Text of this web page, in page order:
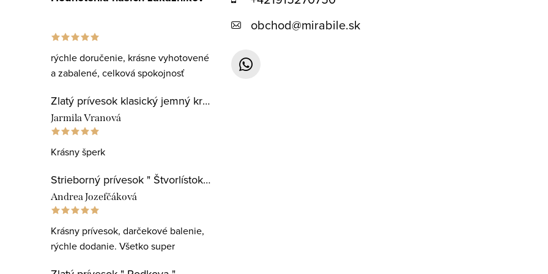
rýchle doručenie, krásne vyhotovené
a zabalené, celková spokojnosť
Zlatý prívesok klasický jemný krížik
Jarmila Vranová
Krásny šperk
Strieborný prívesok " Štvorlístok pre najlepšiu učiteľku "
Andrea Jozefčáková
Krásny prívesok, darčekové balenie,
rýchle dodanie. Všetko super
obchod@mirabile.sk